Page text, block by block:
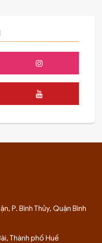
P. Bình Thủy, Quận Bình
Thành phố Huế